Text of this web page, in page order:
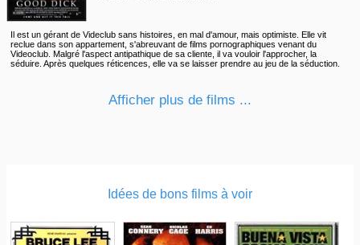
Il est un gérant de Videclub sans histoires, en mal d'amour, mais optimiste. Elle vit
reclue dans son appartement, s'abreuvant de films pornographiques venant du
Videoclub. Malgré l'aspect antipathique de sa cliente, il va vouloir l'approcher, la
séduire. Après quelques réticences, elle va se laisser prendre au jeu de la séduction.
Afficher plus de films ...
Idées de bons films à voir